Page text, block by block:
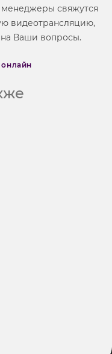
свяжутся
видеотрансляцию,
на Ваши вопросы.
онлайн